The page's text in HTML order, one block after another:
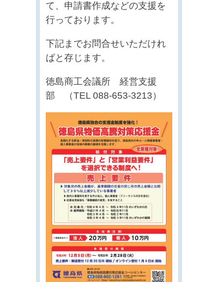
て、申請書作成などの支援を
行っております。
下記までお問合せいただけれ
ばと存じます。
徳島商工会議所 経営支援
部 （TEL 088-653-3213）